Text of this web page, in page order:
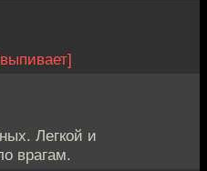
Легкой и
врагам.